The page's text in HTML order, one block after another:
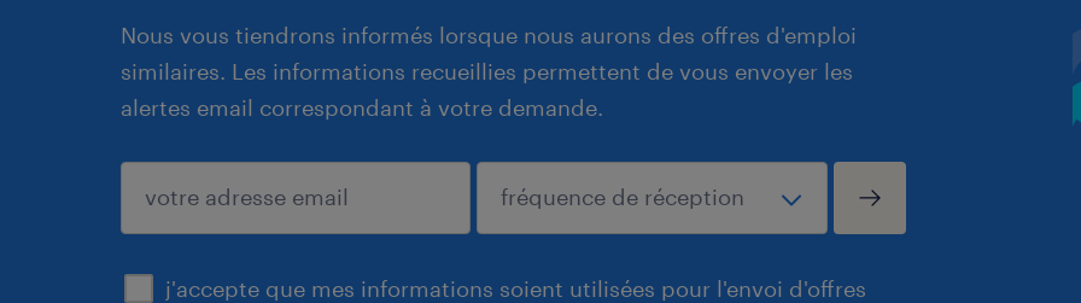
Nous vous tiendrons informés lorsque nous aurons des offres d'emploi
similaires. Les informations recueillies permettent de vous envoyer les
alertes email correspondant à votre demande.
j'accepte que mes informations soient utilisées pour l'envoi d'offres
enregistrer